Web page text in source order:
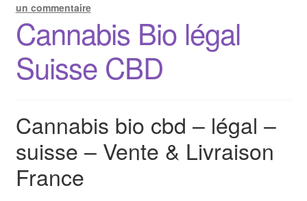
Contact
un commentaire
Cannabis Bio légal
Suisse CBD
Cannabis bio cbd – légal –
suisse – Vente & Livraison
France